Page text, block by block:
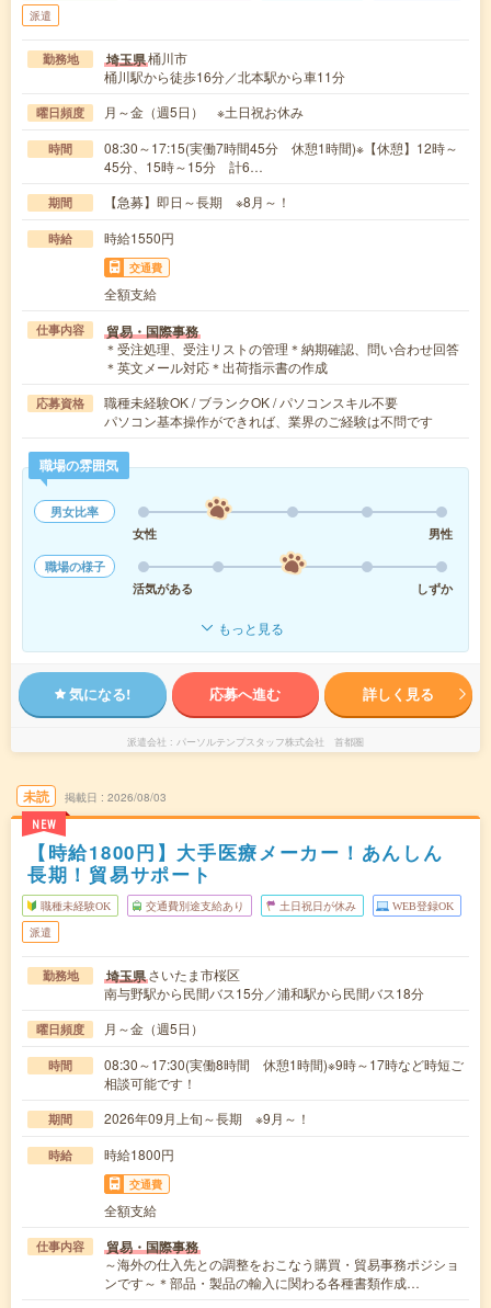
派遣
勤務地 埼玉県桶川市
桶川駅から徒歩16分／北本駅から車11分
曜日頻度 月～金（週5日） ※土日祝お休み
時間
08:30～17:15(実働7時間45分 休憩1時間)※【休憩】12時～
45分、15時～15分 計6…
期間 【急募】即日～長期 ※8月～！
時給 時給1550円
交通費
全額支給
仕事内容 貿易・国際事務
＊受注処理、受注リストの管理＊納期確認、問い合わせ回答
＊英文メール対応＊出荷指示書の作成
応募資格
職種未経験OK / ブランクOK / パソコンスキル不要
パソコン基本操作ができれば、業界のご経験は不問です
職場の雰囲気
男女比率
女性
男性
職場の様子
活気がある
しずか
もっと見る
気になる! 応募へ進む 詳しく見る
派遣会社 パーソルテンプスタッフ株式会社 首都圏
未読
NEW
掲載日 2026/08/03
【時給1800円】大手医療メーカー！あんしん
長期！貿易サポート
職種未経験OK 交通費別途支給あり 土日祝日が休み WEB登録OK
派遣
勤務地 埼玉県さいたま市桜区
南与野駅から民間バス15分／浦和駅から民間バス18分
曜日頻度 月～金（週5日）
時間
08:30～17:30(実働8時間 休憩1時間)※9時～17時など時短ご
相談可能です！
期間 2026年09月上旬～長期 ※9月～！
時給 時給1800円
交通費
全額支給
仕事内容 貿易・国際事務
～海外の仕入先との調整をおこなう購買・貿易事務ポジショ
ンです～＊部品・製品の輸入に関わる各種書類作成…